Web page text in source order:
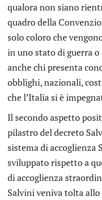
qualora non siano
quadro della
solo coloro che
in uno stato di guerra
anche chi presenta
obblighi, nazionali,
che l’Italia si è
Il secondo aspetto
pilastro del decreto
sistema di
sviluppato rispetto a
di accoglienza
Salvini veniva tolta